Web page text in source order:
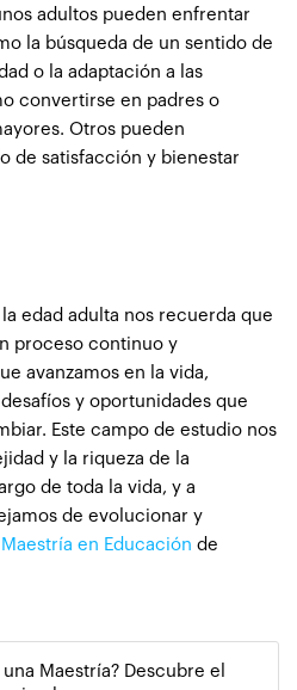
adultos pueden enfrentar
la búsqueda de un sentido de
o la adaptación a las
convertirse en padres o
Otros pueden
de satisfacción y bienestar
edad adulta nos recuerda que
proceso continuo y
avanzamos en la vida,
y oportunidades que
Este campo de estudio nos
y la riqueza de la
de toda la vida, y a
de evolucionar y
Maestría en Educación de
Maestría? Descubre el